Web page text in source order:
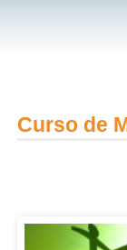
Curso de